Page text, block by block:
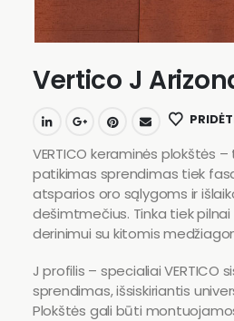
Vertico J
VERTICO keraminės plokštės
patikimas sprendimas tiek
atsparios oro sąlygoms ir
dešimtmečius. Tinka tiek
derinimui su kitomis
J profilis – specialiai VERTICO
sprendimas, išsiskiriantis
Plokštės gali būti